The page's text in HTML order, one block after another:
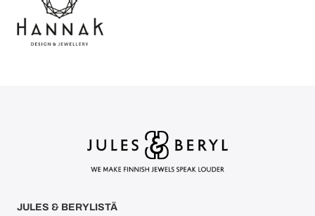
JULES & BERYLISTÄ